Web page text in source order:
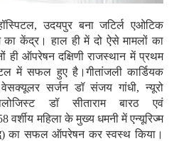
उदयपुर बना जटिर्ल एओटिक
का केंद्र। हाल ही में दो ऐसे मामलों का
ऑपरेषन दक्षिणी राजस्थान में प्रथम
में सफल हुए है।गीतांजली कार्डियक
सर्जन डॉ संजय गांधी, न्यूरो
डॉ सीताराम बारठ एवं
वर्शीय महिला के मुख्य धमनी में एन्यूरिज्म
का सफल ऑपरेषन कर स्वस्थ किया।